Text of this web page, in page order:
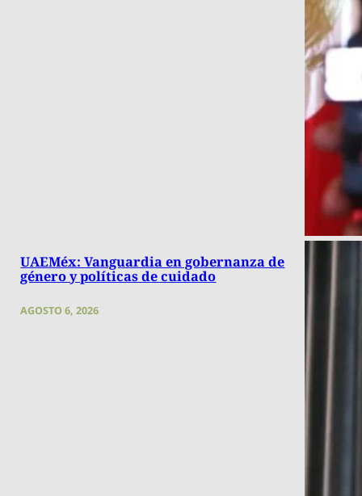
UAEMéx: Vanguardia en gobernanza de
género y políticas de cuidado
AGOSTO 6, 2026